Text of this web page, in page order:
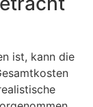
ist, kann die